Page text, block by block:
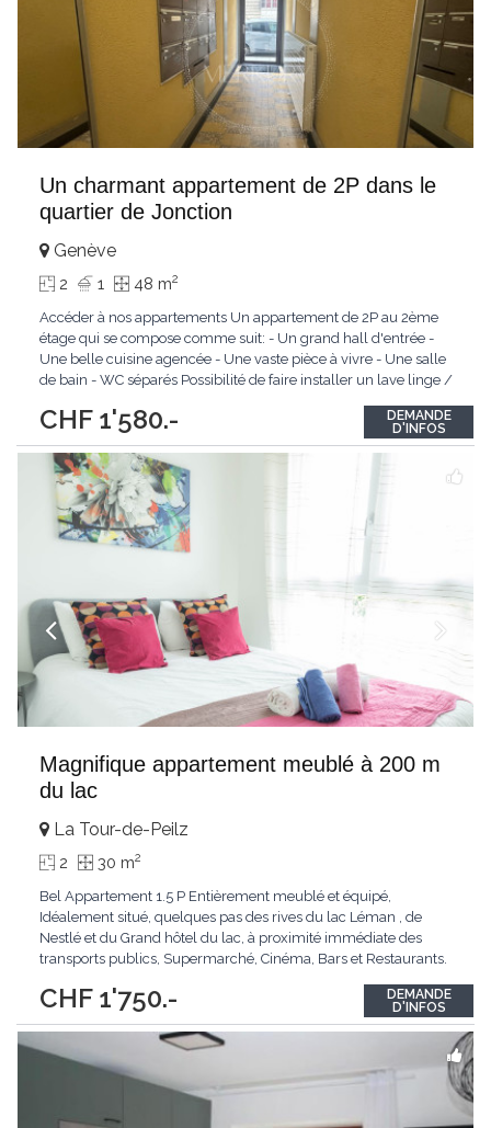
Un charmant appartement de 2P dans le
quartier de Jonction
CHF 1'580.-
Genève
2 1 48 m2
Accéder à nos appartements Un appartement de 2P au 2ème
étage qui se compose comme suit: - Un grand hall d'entrée -
Une belle cuisine agencée - Une vaste pièce à vivre - Une salle
de bain - WC séparés Possibilité de faire installer un lave linge /
contacter pour plus de renseignements, nous ferons au plaisir...
DEMANDE
D'INFOS
Magnifique appartement meublé à 200 m
du lac
CHF 1'750.-
La Tour-de-Peilz
2 30 m2
Bel Appartement 1.5 P Entièrement meublé et équipé,
Idéalement situé, quelques pas des rives du lac Léman , de
Nestlé et du Grand hôtel du lac, à proximité immédiate des
transports publics, Supermarché, Cinéma, Bars et Restaurants.
appareils de cuisine, lit double, TV, fibre optique, ascenseur.
Disposition ci dessous -...
DEMANDE
D'INFOS